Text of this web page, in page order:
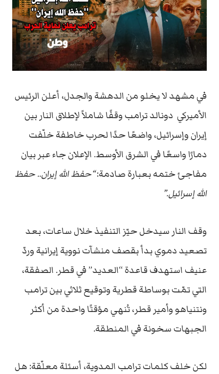
في مشهد لا يخلو من الدهشة والجدل، أعلن الرئيس
الأميركي دونالد ترامب وقفًا شاملاً لإطلاق النار بين
إيران وإسرائيل، واضعًا حدًا لحرب خاطفة خلّفت
دمارًا واسعًا في الشرق الأوسط. الإعلان جاء عبر بيان
مفاجئ ختمه بعبارة صادمة:“حفظ الله إيران.. حفظ
الله إسرائيل.”
وقف النار سيدخل حيّز التنفيذ خلال ساعات، بعد
تصعيد دموي بدأ بقصف منشآت نووية إيرانية وردّ
عنيف استهدف قاعدة “العديد” في قطر. الصفقة،
التي تمّت بوساطة قطرية وتوقيع ثلاثي بين ترامب
ونتنياهو وأمير قطر، تُنهي مؤقتًا واحدة من أكثر
الجبهات سخونة في المنطقة.
لكن خلف كلمات ترامب المدوية، أسئلة معلّقة: هل